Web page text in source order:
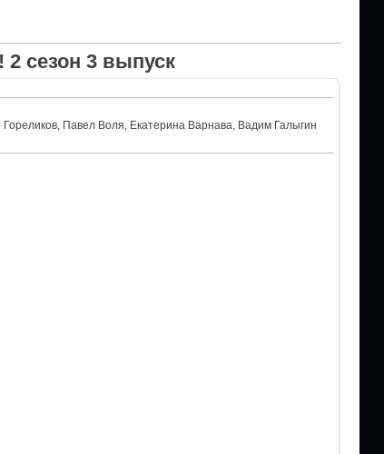
2 сезон 3 выпуск
Гореликов, Павел Воля, Екатерина Варнава, Вадим Галыгин